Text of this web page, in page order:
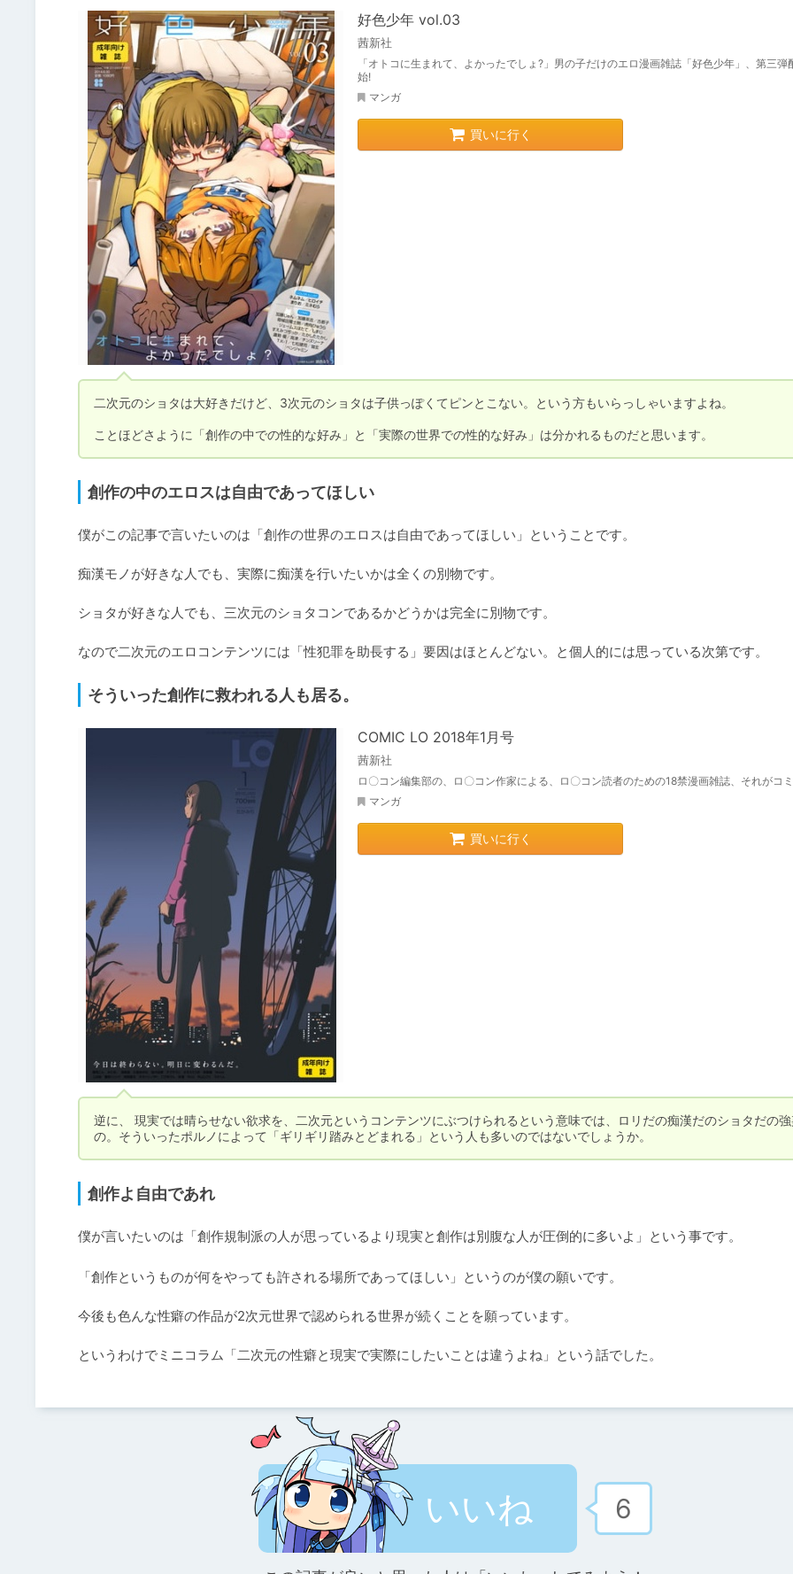
好色少年 vol.03
茜新社
「オトコに生まれて、よかったでしょ?」男の子だけのエロ漫画雑誌「好色少年」、第三弾
始!
マンガ
買いに行く
二次元のショタは大好きだけど、3次元のショタは子供っぽくてピンとこない。という方もいらっしゃいますよね。
創作の中のエロスは自由であってほしい
僕がこの記事で言いたいのは「創作の世界のエロスは自由であってほしい」ということです。
痴漢モノが好きな人でも、実際に痴漢を行いたいかは全くの別物です。
ショタが好きな人でも、三次元のショタコンであるかどうかは完全に別物です。
そういった創作に救われる人も居る。
COMIC LO 2018年1月号
茜新社
ロ〇コン編集部の、ロ〇コン作家による、ロ〇コン読者のための18禁漫画雑誌、それがコ
マンガ
買いに行く
逆に、 現実では晴らせない欲求を、二次元というコンテンツにぶつけられるという意味では、ロリだの痴漢だのショタだの
の。そういったポルノによって「ギリギリ踏みとどまれる」という人も多いのではないでしょうか。
創作よ自由であれ
僕が言いたいのは「創作規制派の人が思っているより現実と創作は別腹な人が圧倒的に多いよ」という事です。
「創作というものが何をやっても許される場所であってほしい」というのが僕の願いです。
今後も色んな性癖の作品が2次元世界で認められる世界が続くことを願っています。
いいね 6